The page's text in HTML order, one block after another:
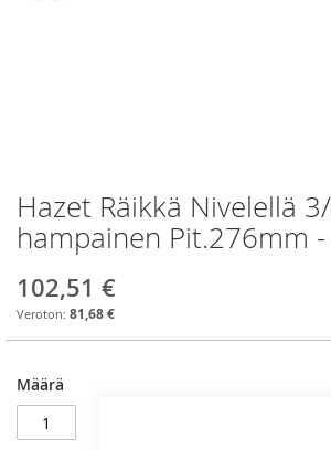
Skip
to
the
of
the
Hazet Räikkä Nivelellä
hampainen Pit.276mm
102,51 €
81,68 €
Määrä